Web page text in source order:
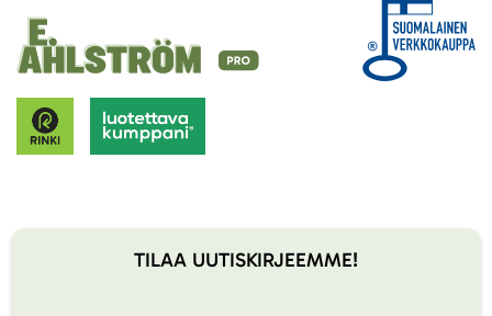
TILAA UUTISKIRJEEMME!